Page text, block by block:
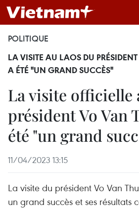
POLITIQUE
LA VISITE AU LAOS DU
A ÉTÉ "UN GRAND SUCCÈS"
La visite officielle
président Vo Van
été "un grand
11/04/2023 13:15
La visite du président Vo Van
un grand succès et ses résultats